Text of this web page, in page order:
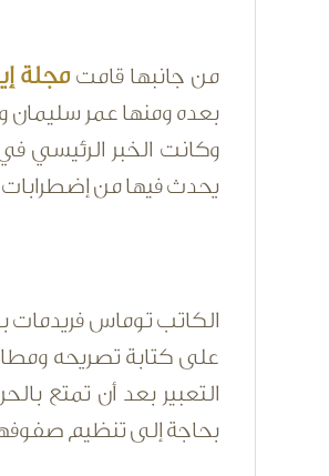
من جانبها قامتمجلة
بعده ومنها عمر سليمان
وكانت الخبر الرئيسي
يحدث فيها من إضطرابات
الكاتب توماس
على كتابة تصريحه
التعبير بعد أن تمتع
بحاجة إلى تنظيم